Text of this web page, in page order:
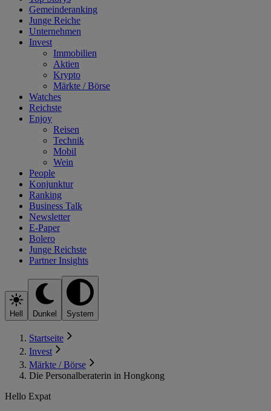
Gemeinderanking
Junge Reiche
Unternehmen
Invest
Immobilien
Aktien
Krypto
Märkte / Börse
Watches
Reichste
Enjoy
Reisen
Technik
Mobil
Wein
People
Konjunktur
Ranking
Business Talk
Newsletter
E-Paper
Bolero
Junge Reichste
Partner Insights
Hell Dunkel System
Startseite
Invest
Märkte / Börse
Die Personalberaterin in Hongkong
Hello Expat